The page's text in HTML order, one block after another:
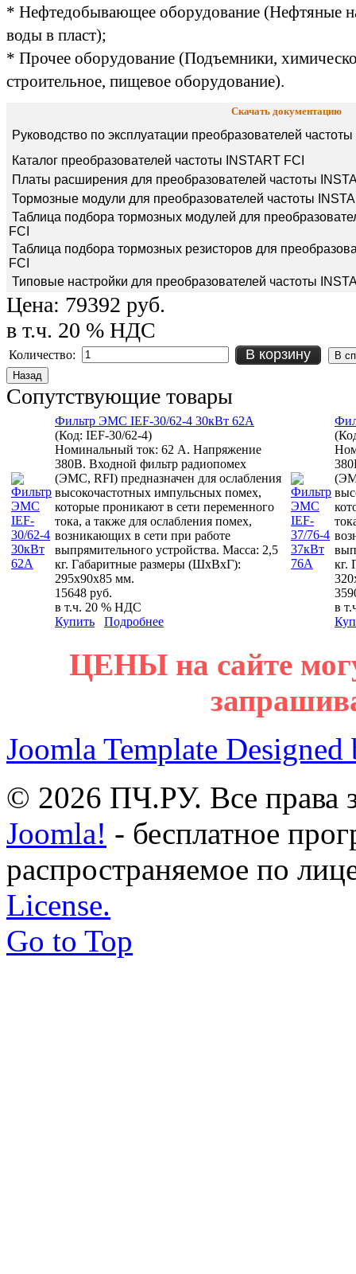
* Нефтедобывающее оборудование (Нефтяные
воды в пласт);
* Прочее оборудование (Подъемники,
строительное, пищевое оборудование).
Скачать документацию
Руководство по эксплуатации преобразователей
Каталог преобразователей частоты INSTART FCI
Платы расширения для преобразователей частоты
Тормозные модули для преобразователей частоты
Таблица подбора тормозных модулей для
FCI
Таблица подбора тормозных резисторов для
FCI
Типовые настройки для преобразователей частоты
Цена: 79392 руб.
в т.ч. 20 % НДС
Количество: В корзину
Сопутствующие товары
Фильтр ЭМС IEF-30/62-4 30кВт 62А
(Код: IEF-30/62-4)
Номинальный ток: 62 А. Напряжение
380В. Входной фильтр радиопомех
(ЭМС, RFI) предназначен для ослабления
высокочастотных импульсных помех,
которые проникают в сети переменного
тока, а также для ослабления помех,
возникающих в сети при работе
выпрямительного устройства. Масса: 2,5
кг. Габаритные размеры (ШхВхГ):
295х90х85 мм.
15648 руб.
в т.ч. 20 % НДС
Купить
Подробнее
кг.
в
ЦЕНЫ на сайте
Joomla Template Designed
© 2026 ПЧ.РУ. Все права
Joomla! - бесплатное
распространяемое по
License.
Go to Top